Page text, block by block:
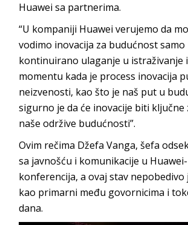
Huawei sa partnerima.
“U kompaniji Huawei verujemo da
vodimo inovacija za budućnost samo
kontinuirano ulaganje u istraživanje
momentu kada je process inovacija
neizvenosti, kao što je naš put u
sigurno je da će inovacije biti ključne
naše održive budućnosti”.
Ovim rečima Džefa Vanga, šefa
sa javnošću i komunikacije u
konferencija, a ovaj stav nepobedivo
kao primarni među govornicima i
dana.